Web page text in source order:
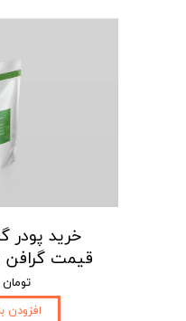
خرید پودر
قیمت گرافن
۳,۰۰۰,۰۰۰ تومان
افزودن